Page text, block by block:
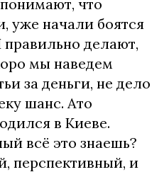
что
уже начали боятся
делают,
мы наведем
за деньги, не дело
шанс. Ато
в Киеве.
всё это знаешь?
перспективный, и